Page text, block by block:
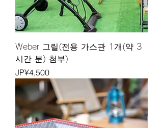
Weber 그릴(전용 가스관 1개(약 3
시간 분) 첨부)
가격
JP¥4,500